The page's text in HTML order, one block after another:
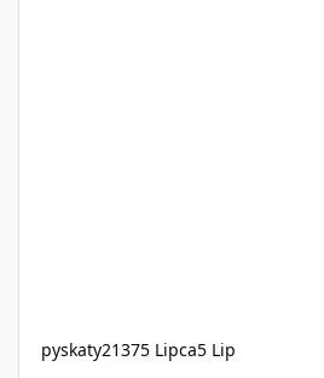
pyskaty21375 Lipca5 Lip